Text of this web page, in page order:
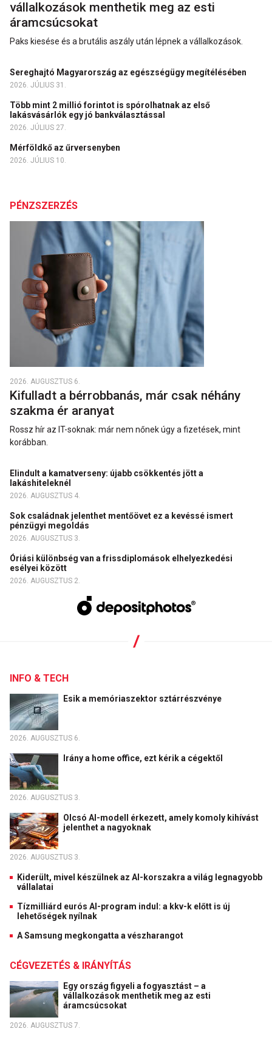
vállalkozások menthetik meg az esti
áramcsúcsokat
Paks kiesése és a brutális aszály után lépnek a vállalkozások.
Sereghajtó Magyarország az egészségügy megítélésében
2026. JÚLIUS 31.
Több mint 2 millió forintot is spórolhatnak az első
lakásvásárlók egy jó bankválasztással
2026. JÚLIUS 27.
Mérföldkő az űrversenyben
2026. JÚLIUS 10.
PÉNZSZERZÉS
2026. AUGUSZTUS 6.
Kifulladt a bérrobbanás, már csak néhány
szakma ér aranyat
Rossz hír az IT-soknak: már nem nőnek úgy a fizetések, mint
korábban.
Elindult a kamatverseny: újabb csökkentés jött a
lakáshiteleknél
2026. AUGUSZTUS 4.
Sok családnak jelenthet mentőövet ez a kevéssé ismert
pénzügyi megoldás
2026. AUGUSZTUS 3.
Óriási különbség van a frissdiplomások elhelyezkedési
esélyei között
2026. AUGUSZTUS 2.
INFO & TECH
Esik a memóriaszektor sztárrészvénye
2026. AUGUSZTUS 6.
Irány a home office, ezt kérik a cégektől
2026. AUGUSZTUS 3.
Olcsó AI-modell érkezett, amely komoly kihívást
jelenthet a nagyoknak
2026. AUGUSZTUS 3.
Kiderült, mivel készülnek az AI-korszakra a világ legnagyobb
vállalatai
Tízmilliárd eurós AI-program indul: a kkv-k előtt is új
lehetőségek nyílnak
A Samsung megkongatta a vészharangot
CÉGVEZETÉS & IRÁNYÍTÁS
Egy ország figyeli a fogyasztást – a
vállalkozások menthetik meg az esti
áramcsúcsokat
2026. AUGUSZTUS 7.